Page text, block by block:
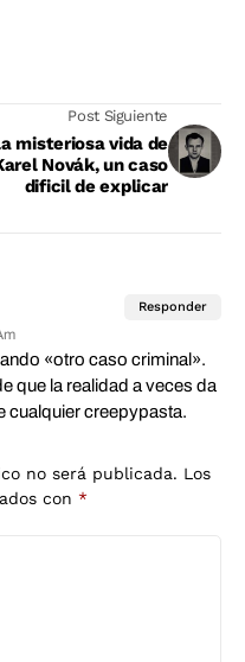
Post Siguiente
misteriosa vida de
Novák, un caso
dificil de explicar
«otro caso criminal».
que la realidad a veces da
cualquier creepypasta.
Responder
no será publicada. Los
con *